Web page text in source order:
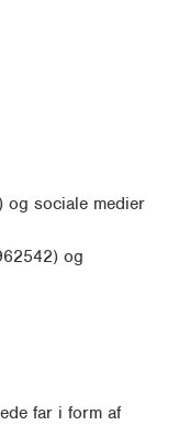
) og sociale medier
og
far i form af